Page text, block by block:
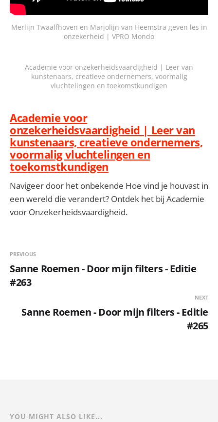
Merlijn Twaalfhoven en Marjolijn van Heemstra geven les in
onzekerheid | VPRO Mondo
Academie voor onzekerheidsvaardigheid | Leer van
kunstenaars, creatieve ondernemers, voormalig
vluchtelingen en toekomstkundigen
Academie voor
onzekerheidsvaardigheid | Leer van
kunstenaars, creatieve ondernemers,
voormalig vluchtelingen en
toekomstkundigen
Navigeer door het onbekende Hoe vind je houvast in
een wereld die verandert? Ontdek het bij Academie
voor Onzekerheidsvaardigheid.
PREVIOUS
Sanne Roemen - Door mijn filters - Editie
#263
NEXT
Sanne Roemen - Door mijn filters - Editie
#265
YOU MIGHT ALSO LIKE...